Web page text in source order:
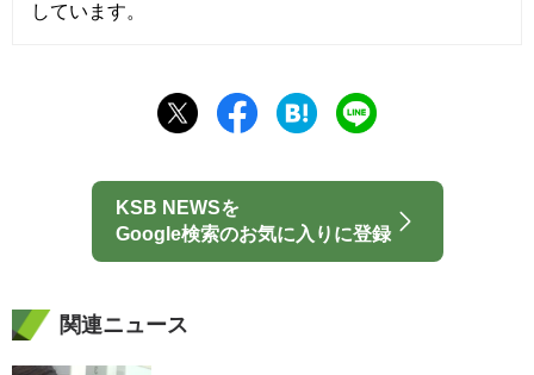
しています。
KSB NEWSを
Google検索のお気に入りに登録
関連ニュース